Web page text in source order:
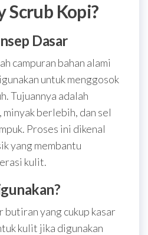
Scrub Kopi?
Dasar
campuran bahan alami
untuk menggosok
Tujuannya adalah
berlebih, dan sel
Proses ini dikenal
yang membantu
kulit.
yang cukup kasar
kulit jika digunakan